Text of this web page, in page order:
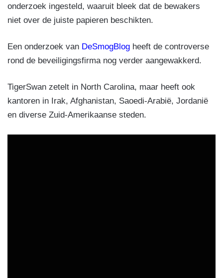
onderzoek ingesteld, waaruit bleek dat de bewakers
niet over de juiste papieren beschikten.
Een onderzoek van DeSmogBlog heeft de controverse
rond de beveiligingsfirma nog verder aangewakkerd.
TigerSwan zetelt in North Carolina, maar heeft ook
kantoren in Irak, Afghanistan, Saoedi-Arabië, Jordanië
en diverse Zuid-Amerikaanse steden.